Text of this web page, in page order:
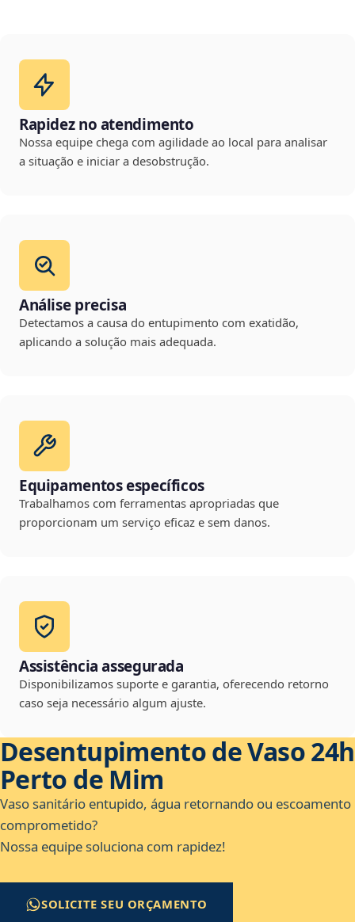
Rapidez no atendimento
Nossa equipe chega com agilidade ao local para analisar
a situação e iniciar a desobstrução.
Análise precisa
Detectamos a causa do entupimento com exatidão,
aplicando a solução mais adequada.
Equipamentos específicos
Trabalhamos com ferramentas apropriadas que
proporcionam um serviço eficaz e sem danos.
Assistência assegurada
Disponibilizamos suporte e garantia, oferecendo retorno
caso seja necessário algum ajuste.
Desentupimento de Vaso 24h
Perto de Mim
Vaso sanitário entupido, água retornando ou escoamento
comprometido?
Nossa equipe soluciona com rapidez!
SOLICITE SEU ORÇAMENTO